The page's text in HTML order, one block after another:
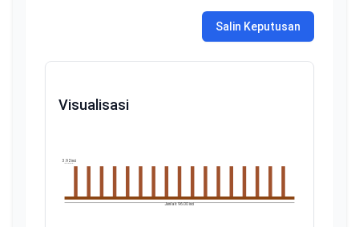
Salin Keputusan
Visualisasi
Jumlah: 96.00 inci
3.92 inci